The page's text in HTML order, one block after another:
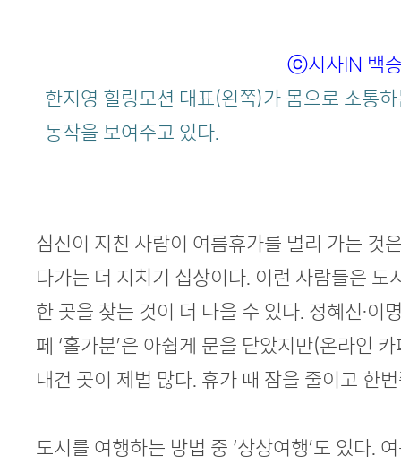
ⓒ시사IN 백
한지영 힐링모션 대표(왼쪽)가 몸으로 소통
동작을 보여주고 있다.
심신이 지친 사람이 여름휴가를 멀리 가는 것
다가는 더 지치기 십상이다. 이런 사람들은 도
한 곳을 찾는 것이 더 나을 수 있다. 정혜신·이
페 ‘홀가분’은 아쉽게 문을 닫았지만(온라인
내건 곳이 제법 많다. 휴가 때 잠을 줄이고 한
도시를 여행하는 방법 중 ‘상상여행’도 있다.